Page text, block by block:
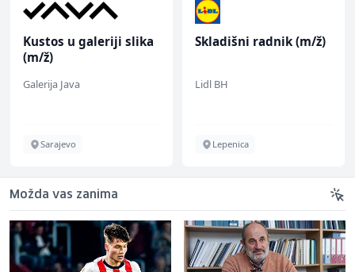
Kustos u galeriji slika
(m/ž)
Galerija Java
Sarajevo
Skladišni radnik (m/ž)
Lidl BH
Lepenica
Možda vas zanima